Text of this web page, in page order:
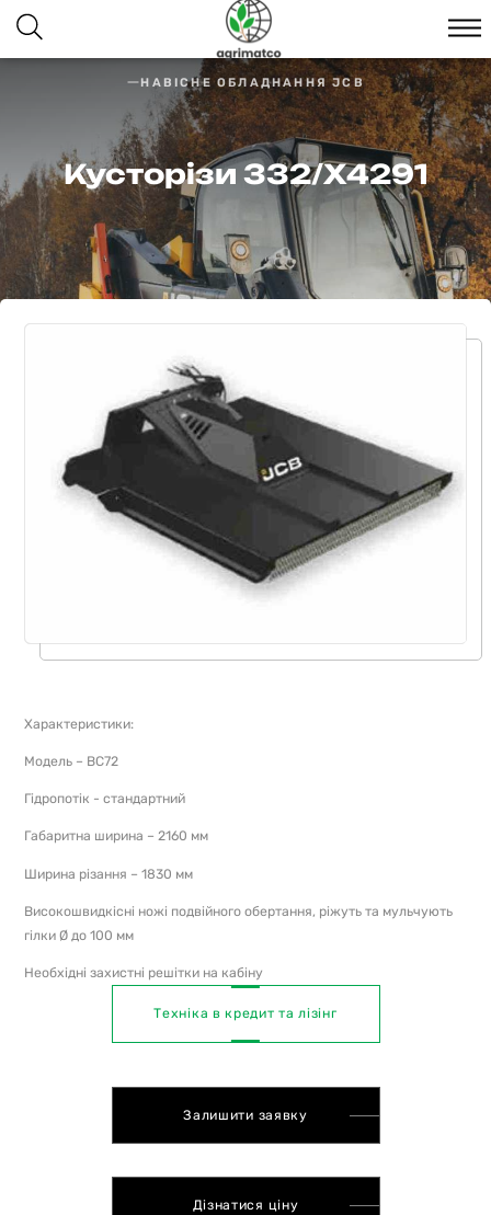
НАВІСНЕ ОБЛАДНАННЯ JCB
Кусторізи 332/Х4291
Характеристики:
Модель – ВС72
Гідропотік - стандартний
Габаритна ширина – 2160 мм
Ширина різання – 1830 мм
Високошвидкісні ножі подвійного обертання, ріжуть та мульчують
гілки Ø до 100 мм
Необхідні захистні решітки на кабіну
Залишити заявку
Дізнатися ціну
Техніка в кредит та лізінг